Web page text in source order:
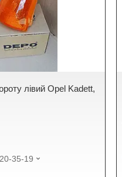
лівий Opel Kadett,
35-19